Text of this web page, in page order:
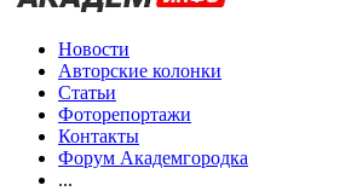
Новости
Авторские колонки
Статьи
Фоторепортажи
Контакты
Форум Академгородка
...